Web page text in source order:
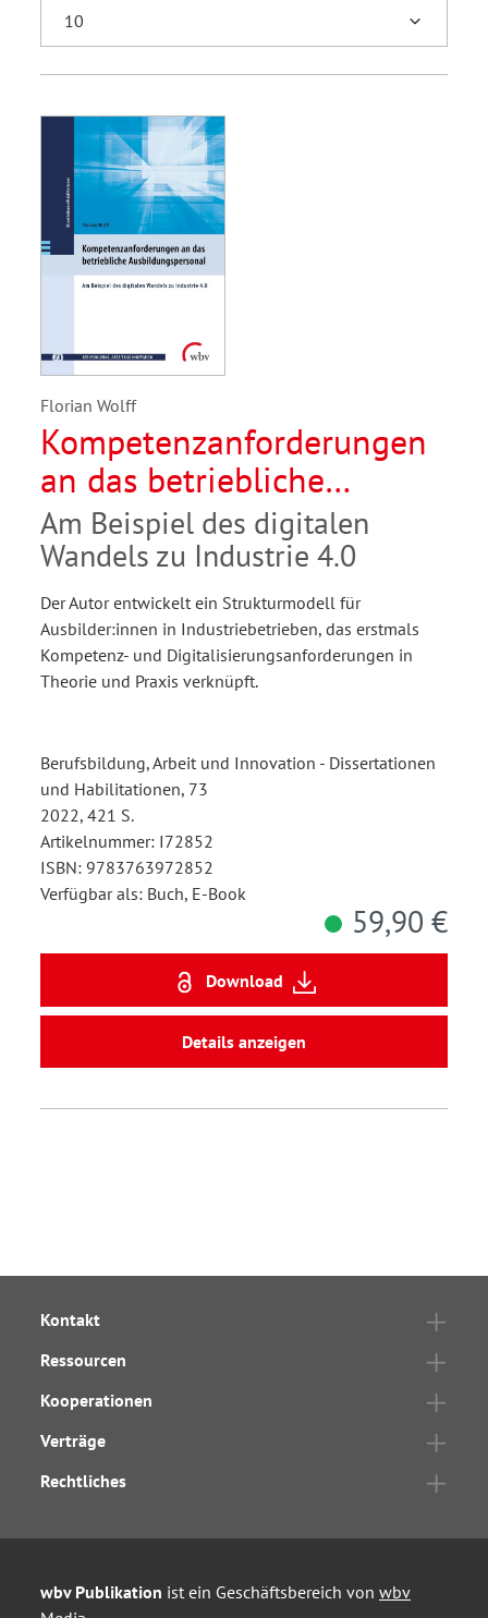
Florian Wolff
Kompetenzanforderungen
an das betriebliche
Ausbildungspersonal
Am Beispiel des digitalen
Wandels zu Industrie 4.0
Der Autor entwickelt ein Strukturmodell für
Ausbilder:innen in Industriebetrieben, das erstmals
Kompetenz- und Digitalisierungsanforderungen in
Theorie und Praxis verknüpft.
Berufsbildung, Arbeit und Innovation - Dissertationen
und Habilitationen, 73
2022, 421 S.
Artikelnummer: I72852
ISBN: 9783763972852
Verfügbar als: Buch, E-Book
59,90 €
Download
Details anzeigen
Kontakt
Ressourcen
Kooperationen
Verträge
Rechtliches
wbv Publikation ist ein Geschäftsbereich von wbv